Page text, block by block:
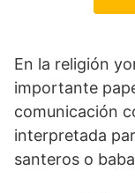
En la religión
importante
comunicación
interpretada
santeros o